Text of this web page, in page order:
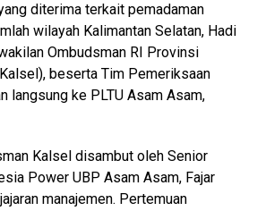
diterima terkait pemadaman
wilayah Kalimantan Selatan, Hadi
Ombudsman RI Provinsi
beserta Tim Pemeriksaan
langsung ke PLTU Asam Asam,
Kalsel disambut oleh Senior
Power UBP Asam Asam, Fajar
manajemen. Pertemuan